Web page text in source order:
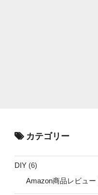
カテゴリー
DIY (6)
Amazon商品レビュー